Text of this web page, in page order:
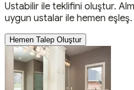
Ustabilir ile teklifini oluştur.
uygun ustalar ile hemen eşleş.
Hemen Talep Oluştur